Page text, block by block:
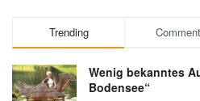
Trending
Wenig bekanntes
Bodensee“